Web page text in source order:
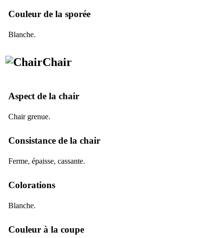
Couleur de la sporée
Blanche.
Chair
Aspect de la chair
Chair grenue.
Consistance de la chair
Ferme, épaisse, cassante.
Colorations
Blanche.
Couleur à la coupe